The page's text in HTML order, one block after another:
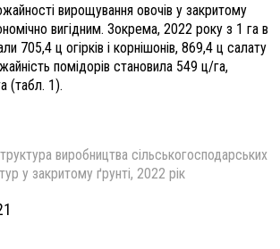
вирощування овочів у закритому
вигідним. Зокрема, 2022 року з 1 га в
705,4 ц огірків і корнішонів, 869,4 ц салату
помідорів становила 549 ц/га,
(табл. 1).
виробництва сільськогосподарських
у закритому ґрунті, 2022 рік